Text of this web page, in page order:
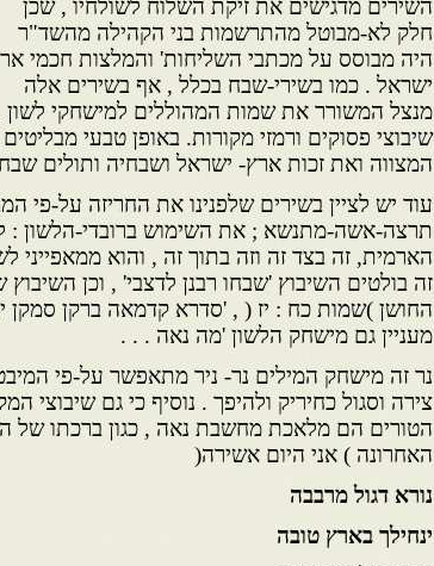
השירים מדגישים את זיקת השלוח לשולחיו , שכן
חלק לא-מבוטל מהתרשמות בני הקהילה מהשד"ר
היה מבוסס על מכתבי השליחות' והמלצות חכמי
ישראל . כמו בשירי-שבח בכלל , אף בשירים אלה
מנצל המשורר את שמות המהוללים למישחקי לשון
שיבוצי פסוקים ורמזי מקורות. באופן טבעי
המצווה ואת זכות ארץ- ישראל ושבחיה ותולים
עוד יש לציין בשירים שלפנינו את החריזה על-פי
תרצה-אשה-מתנשא ; את השימוש ברובדי-הלשון :
הארמית, זה בצד זה וזה בתוך זה , והוא ממאפייני
זה בולטים השיבוץ 'שבחו רבנן לדצבי' , וכן
החושן )שמות כח : יז ( , 'סדרא קדמאה ברקן סמקן
מעניין גם מישחק הלשון 'מה נאה . . .
נר זה מישחק המילים נר- ניר מתאפשר על-פי
צירה וסגול כחיריק ולהיפך . נוסיף כי גם שיבוצי
הטורים הם מלאכת מחשבת נאה , כגון ברכתו של
האחרונה ) אני היום אשירה(
נורא דגול מרבבה
ינחילך בארץ טובה